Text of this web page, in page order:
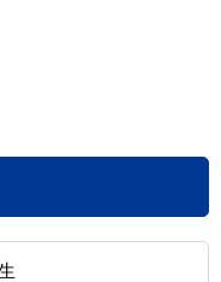
グなど
ック！